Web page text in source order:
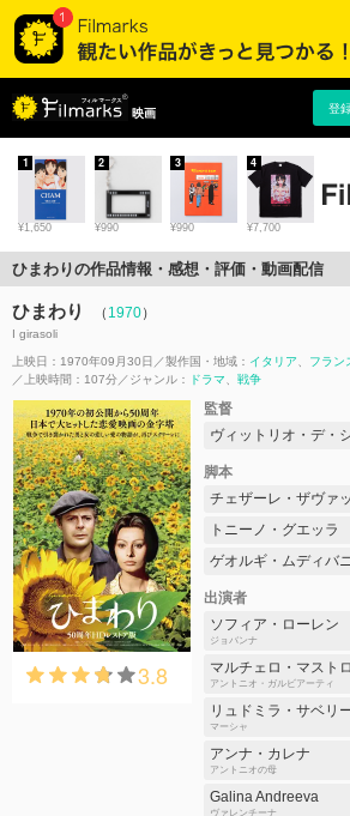
映画 登
¥1,650
1
¥990
2
¥990
3
¥7,700
4
ひまわりの作品情報・感想・評価・動画配信
ひまわり （ 1970）
I girasoli
上映日：1970年09月30日 製作国・地域： イタリア フラン
上映時間：107分
ジャンル： ドラマ 戦争
3.8
監督
ヴィットリオ・デ・
脚本
チェザーレ・ザヴァ
トニーノ・グエッラ
ゲオルギ・ムディバニ
出演者
ソフィア・ローレン
ジョバンナ
マルチェロ・マスト
アントニオ・ガルビアーティ
リュドミラ・サベリ
マーシャ
アンナ・カレナ
アントニオの母
Galina Andreeva
ヴァレンチーナ